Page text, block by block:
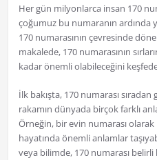
Her gün milyonlarca insan 170
çoğumuz bu numaranın ardında
170 numarasının çevresinde
makalede, 170 numarasının
kadar önemli olabileceğini
İlk bakışta, 170 numarası
rakamın dünyada birçok farklı
Örneğin, bir evin numarası olarak
hayatında önemli anlamlar
veya bilimde, 170 numarası